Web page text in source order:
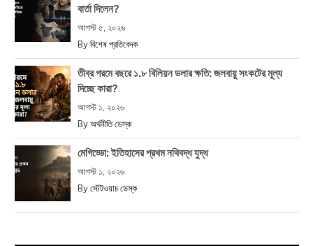
বার্তা দিলেন?
আগস্ট ৫, ২০২৬
By বিশেষ প্রতিবেদক
তীব্র গরমে বছরে ১.৮ বিলিয়ন ডলার ক্ষতি: জলবায়ু সংকটের মূল্য
দিচ্ছে কারা?
আগস্ট ১, ২০২৬
By অর্থনীতি ডেস্ক
মেগিড্ডো: ইতিহাসের প্রথম নথিবদ্ধ যুদ্ধ
আগস্ট ১, ২০২৬
By স্টেটওয়াচ ডেস্ক